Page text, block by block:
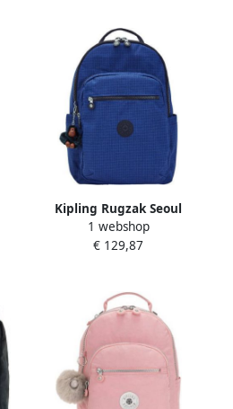
Kipling Rugzak Seoul
Worker Blue Rs
1 webshop
€ 129,87